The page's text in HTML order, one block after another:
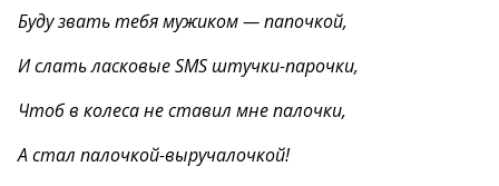
Буду звать тебя мужиком — папочкой,
И слать ласковые SMS штучки-парочки,
Чтоб в колеса не ставил мне палочки,
А стал палочкой-выручалочкой!